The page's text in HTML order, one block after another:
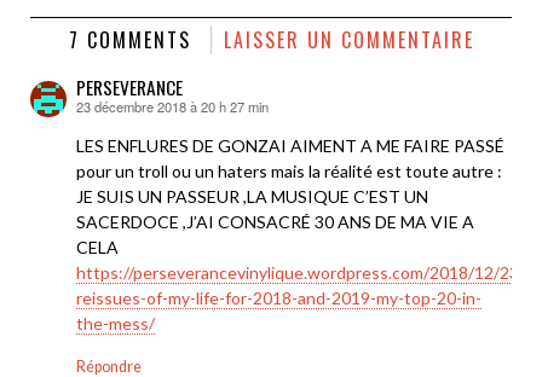
7 COMMENTS LAISSER UN COMMENTAIRE
PERSEVERANCE
dit :
23 décembre 2018 à 20 h 27 min
LES ENFLURES DE GONZAI AIMENT A ME FAIRE PASSÉ
pour un troll ou un haters mais la réalité est toute autre :
JE SUIS UN PASSEUR ,LA MUSIQUE C’EST UN
SACERDOCE ,J’AI CONSACRÉ 30 ANS DE MA VIE A
CELA
https://perseverancevinylique.wordpress.com/2018/12/23/
reissues-of-my-life-for-2018-and-2019-my-top-20-in-
the-mess/
Répondre